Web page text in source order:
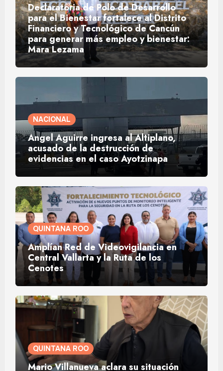
Declaratoria de Polo de Desarrollo
para el Bienestar fortalece al Distrito
Financiero y Tecnológico de Cancún
para generar más empleo y bienestar:
Mara Lezama
NACIONAL
Ángel Aguirre ingresa al Altiplano,
acusado de la destrucción de
evidencias en el caso Ayotzinapa
QUINTANA ROO
Amplían Red de Videovigilancia en
Central Vallarta y la Ruta de los
Cenotes
QUINTANA ROO
Mario Villanueva aclara su situación